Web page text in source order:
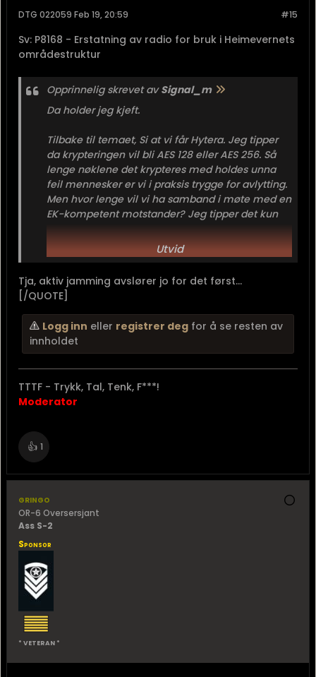
#15
DTG 022059 Feb 19, 20:59
Sv: P8168 - Erstatning av radio for bruk i Heimevernets
områdestruktur
Opprinnelig skrevet avSignal_m
Da holder jeg kjeft.
Tilbake til temaet, Si at vi får Hytera. Jeg tipper
da krypteringen vil bli AES 128 eller AES 256. Så
lenge nøklene det krypteres med holdes unna
feil mennesker er vi i praksis trygge for avlytting.
Men hvor lenge vil vi ha samband i møte med en
EK-kompetent motstander? Jeg tipper det kun
blir så lenge motstanderen lar oss.
Utvid
Tja, aktiv jamming avslører jo for det først...
[/QUOTE]
Logg inn eller registrer deg for å se resten av
innholdet
TTTF - Trykk, Tal, Tenk, F***!
Moderator
👍 1
gringo
OR-6 Oversersjant
Ass S-2
Sponsor
* VETERAN *